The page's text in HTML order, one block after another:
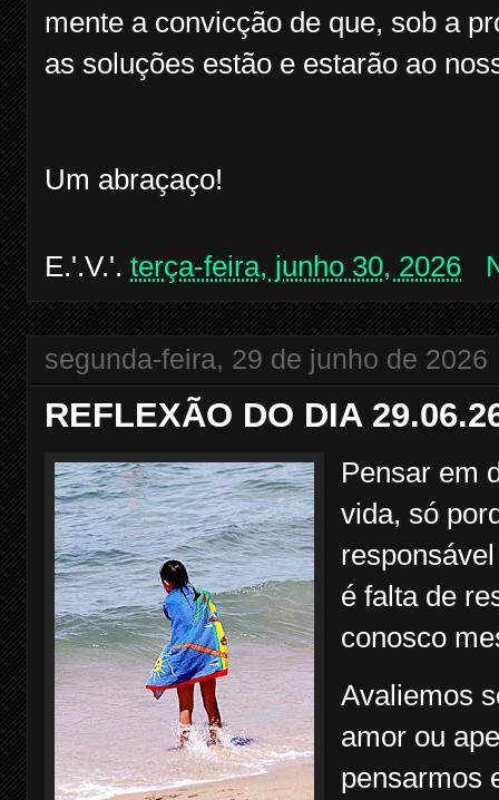
mente a convicção de que, sob a
as soluções estão e estarão ao
Um abraçaço!
E.'.V.'. terça-feira, junho 30, 2026
segunda-feira, 29 de junho de 2026
REFLEXÃO DO DIA
Pensar em
vida, só
é falta de
conosco
Avaliemos
amor ou
pensarmos